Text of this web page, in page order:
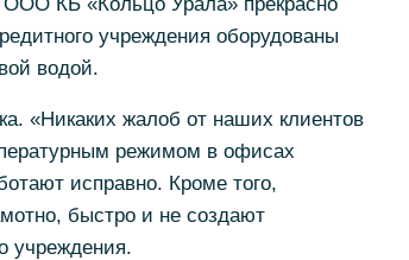
учреждения оборудованы
водой.
«Никаких жалоб от наших клиентов
режимом в офисах
исправно. Кроме того,
быстро и не создают
учреждения.